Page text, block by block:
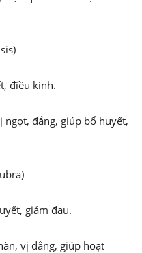
điều kinh.
đắng, giúp bổ huyết,
giảm đau.
vị đắng, giúp hoạt